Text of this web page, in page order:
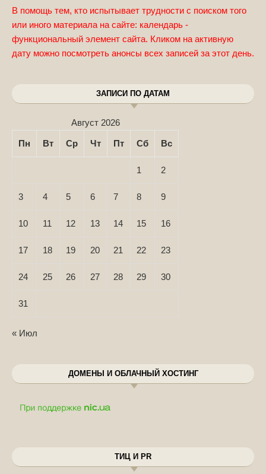
В помощь тем, кто испытывает трудности с поиском того
или иного материала на сайте: календарь -
функциональный элемент сайта. Кликом на активную
дату можно посмотреть анонсы всех записей за этот день.
ЗАПИСИ ПО ДАТАМ
Август 2026
Пн Вт Ср Чт Пт Сб Вс
1 2
3 4 5 6 7 8 9
10 11 12 13 14 15 16
17 18 19 20 21 22 23
24 25 26 27 28 29 30
31
« Июл
ДОМЕНЫ И ОБЛАЧНЫЙ ХОСТИНГ
ТИЦ И PR